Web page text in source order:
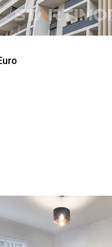
1
dormitor
1
Etaj
EXCLUSIVITATE
2 camere zona